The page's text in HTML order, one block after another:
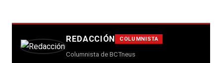
REDACCIÓN COLUMNISTA
Columnista de BCTneus